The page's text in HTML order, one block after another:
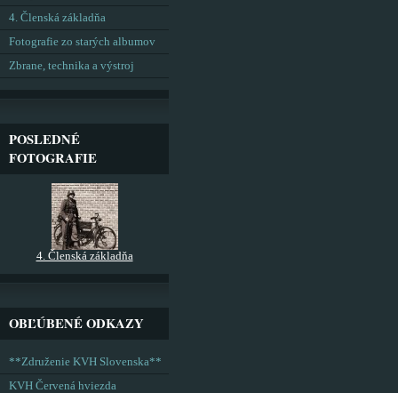
4. Členská základňa
Fotografie zo starých albumov
Zbrane, technika a výstroj
POSLEDNÉ
FOTOGRAFIE
4. Členská základňa
OBĽÚBENÉ ODKAZY
**Združenie KVH Slovenska**
KVH Červená hviezda